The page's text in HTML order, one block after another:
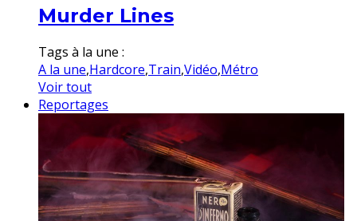
Murder Lines
Tags à la une :
A la une,Hardcore,Train,Vidéo,Métro
Voir tout
Reportages